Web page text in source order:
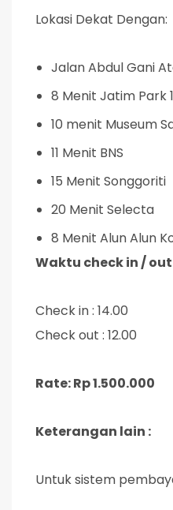
Lokasi Dekat Dengan:
Jalan Abdul Gani
8 Menit Jatim Park 1
10 menit Museum
11 Menit BNS
15 Menit Songgoriti
20 Menit Selecta
8 Menit Alun Alun
Waktu check in / out
Check in : 14.00
Check out : 12.00
Rate: Rp 1.500.000
Keterangan lain :
Untuk sistem